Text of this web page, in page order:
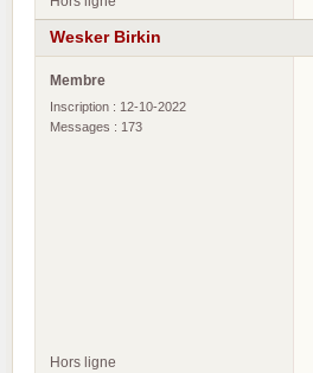
Wesker Birkin
Membre
Inscription : 12-10-2022
Messages : 173
Hors ligne